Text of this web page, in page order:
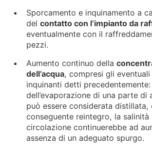
Sporcamento e inquinamento a
delcontatto con l’impianto da
eventualmente con il
pezzi.
Aumento continuo della
dell’acqua, compresi gli eventuali
inquinanti detti precedentemente:
dell’evaporazione di una parte di
può essere considerata distillata,
conseguente reintegro, la salinità
circolazione continuerebbe ad
assenza di un adeguato spurgo.